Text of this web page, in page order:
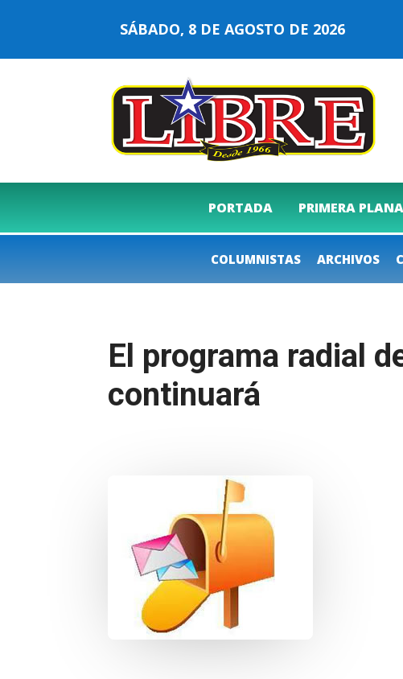
SÁBADO, 8 DE AGOSTO DE 2026
PORTADA PRIMERA PLANA
COLUMNISTAS ARCHIVOS
El programa radial
continuará